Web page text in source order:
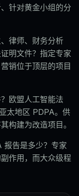
针对黄金小组的分
律师、财务分析
明文件？指定专家
销位于顶层的项目
欧盟人工智能法
太地区 PDPA。供
构建为改造项目。
报告是多少？专家
作用，而大众级程